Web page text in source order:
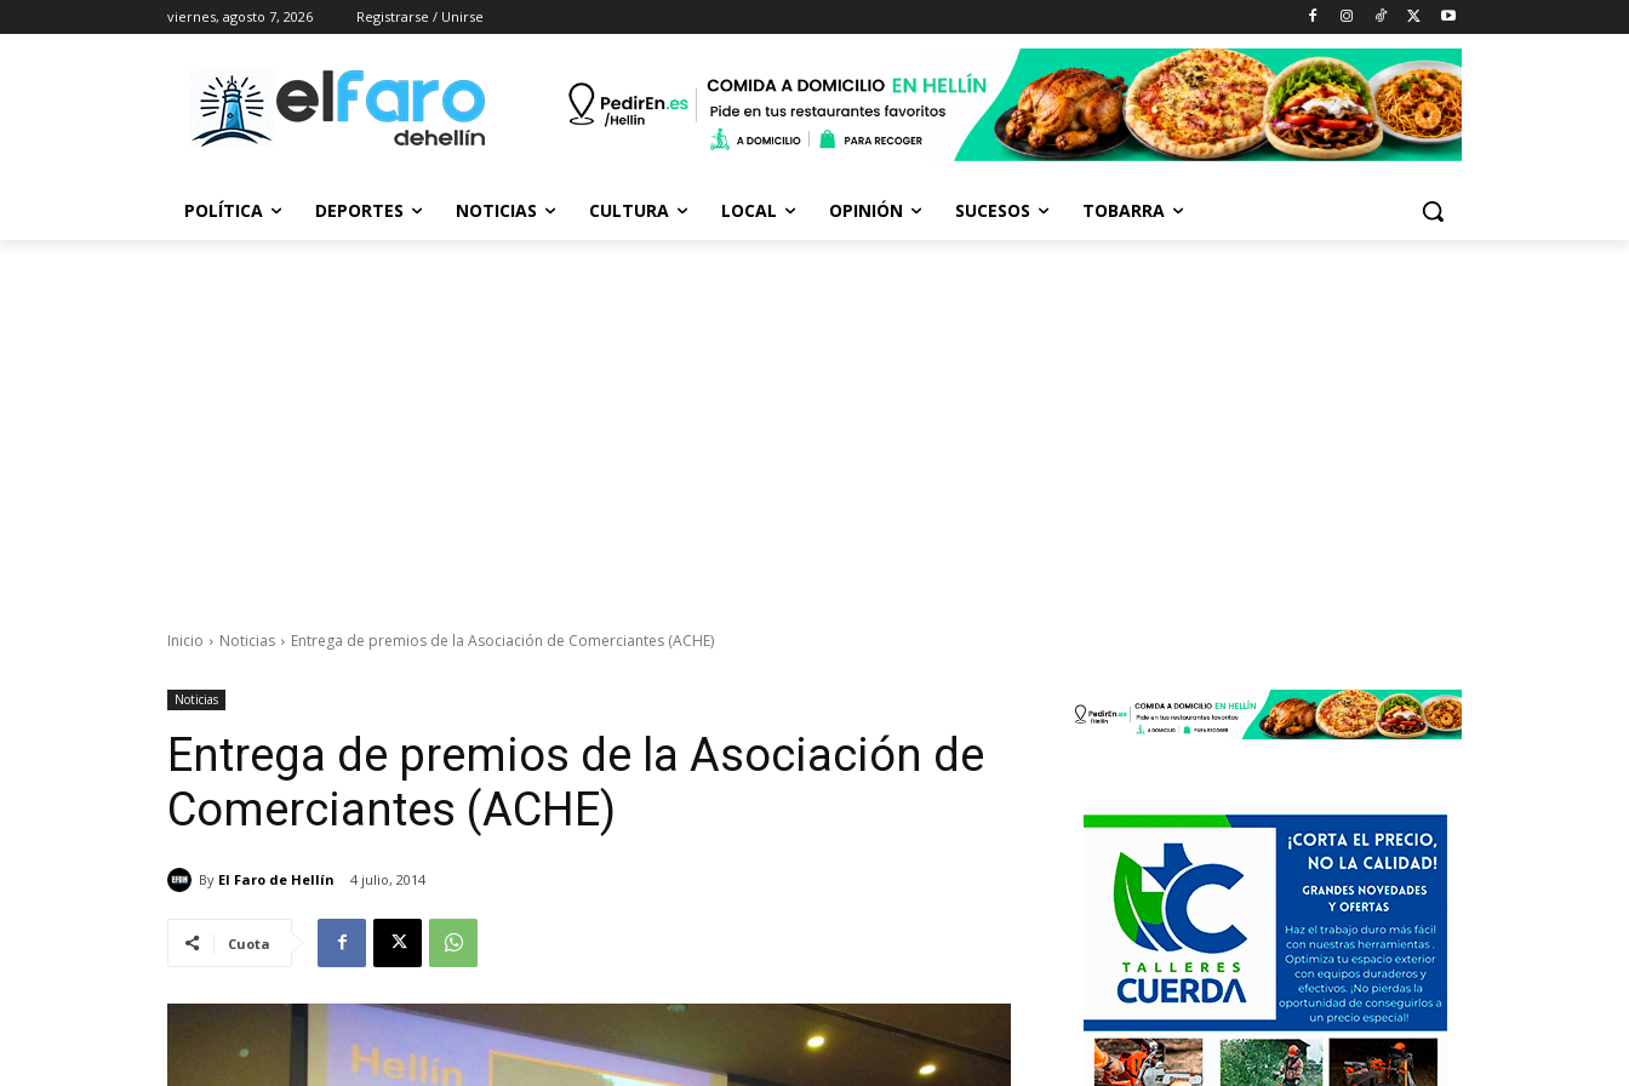
viernes, agosto 7, 2026 Registrarse / Unirse
POLÍTICA DEPORTES NOTICIAS CULTURA LOCAL OPINIÓN SUCESOS TOBARRA
Inicio Noticias Entrega de premios de la Asociación de Comerciantes (ACHE)
Noticias
Entrega de premios de la Asociación de
Comerciantes (ACHE)
By El Faro de Hellín 4 julio, 2014
Cuota